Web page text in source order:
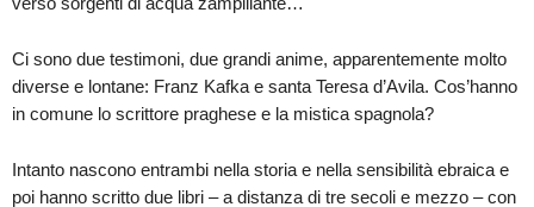
Ci sono due testimoni, due grandi anime, apparentemente molto
diverse e lontane: Franz Kafka e santa Teresa d’Avila. Cos’hanno
in comune lo scrittore praghese e la mistica spagnola?
Intanto nascono entrambi nella storia e nella sensibilità ebraica e
poi hanno scritto due libri – a distanza di tre secoli e mezzo – con